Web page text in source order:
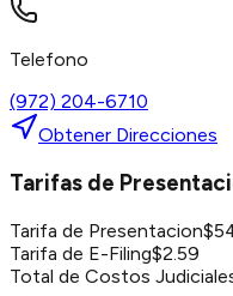
Telefono
(972) 204-6710
Obtener Direcciones
Tarifas de
Tarifa de Presentacion$
Tarifa de E-Filing$2.59
Total de Costos